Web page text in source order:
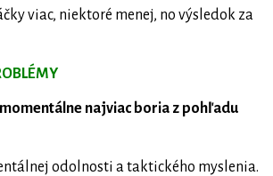
viac, niektoré menej, no výsledok za
momentálne najviac boria z pohľadu
odolnosti a taktického myslenia.